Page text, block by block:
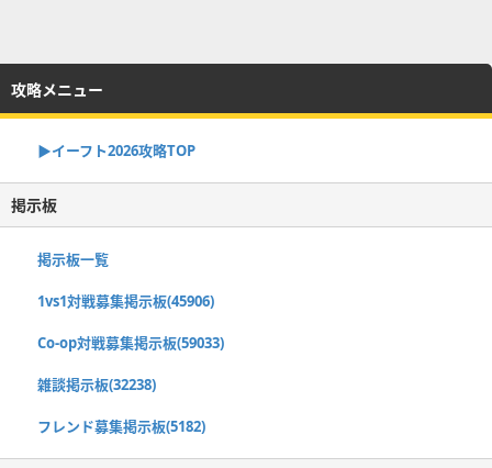
攻略メニュー
▶イーフト2026攻略TOP
掲示板
掲示板一覧
1vs1対戦募集掲示板(45906)
Co-op対戦募集掲示板(59033)
雑談掲示板(32238)
フレンド募集掲示板(5182)